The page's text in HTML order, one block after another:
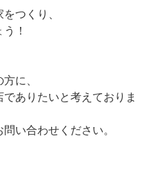
つくり、
！
に、
ありたいと考えておりま
い合わせください。